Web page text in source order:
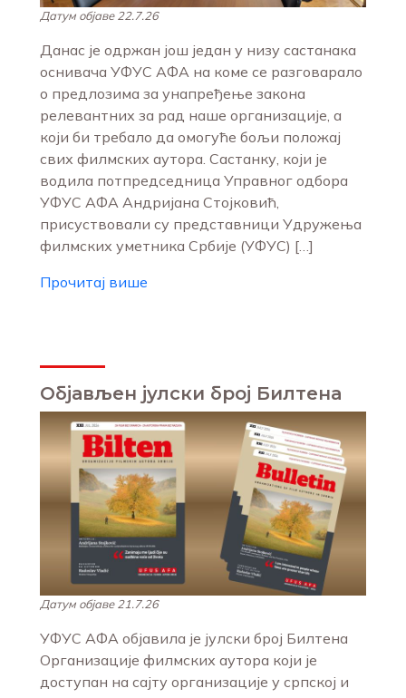
Датум објаве 22.7.26
Данас је одржан још један у низу састанака
оснивача УФУС АФА на коме се разговарало
о предлозима за унапређење закона
релевантних за рад наше организације, а
који би требало да омогуће бољи положај
свих филмских аутора. Састанку, који је
водила потпредседница Управног одбора
УФУС АФА Андријана Стојковић,
присуствовали су представници Удружења
филмских уметника Србије (УФУС) […]
Прочитај више
Објављен јулски број Билтена
Датум објаве 21.7.26
УФУС АФА објавила је јулски број Билтена
Организације филмских аутора који је
доступан на сајту организације у српској и